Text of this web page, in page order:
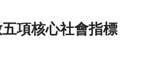
五項核心社會指標